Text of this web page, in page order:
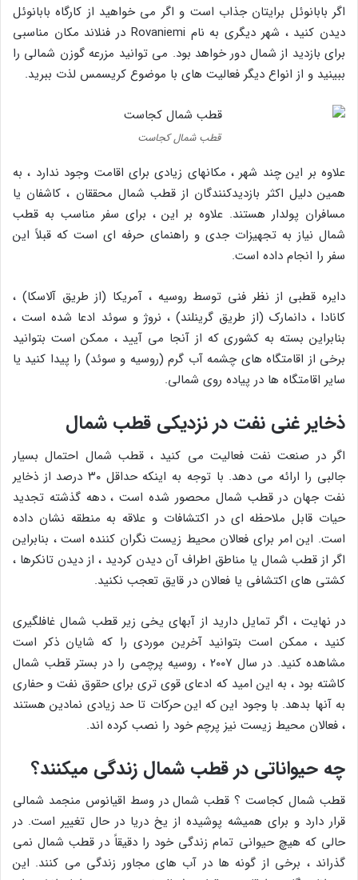
اگر بابانوئل برایتان جذاب است و اگر می خواهید از کارگاه بابانوئل
دیدن کنید ، شهر دیگری به نام Rovaniemi در فنلاند مکان مناسبی
برای بازدید از شمال دور خواهد بود. می توانید مزرعه گوزن شمالی را
ببینید و از انواع دیگر فعالیت های با موضوع کریسمس لذت ببرید.
قطب شمال کجاست
علاوه بر این چند شهر ، مکانهای زیادی برای اقامت وجود ندارد ، به
همین دلیل اکثر بازدیدکنندگان از قطب شمال محققان ، کاشفان یا
مسافران پولدار هستند. علاوه بر این ، برای سفر مناسب به قطب
شمال نیاز به تجهیزات جدی و راهنمای حرفه ای است که قبلاً این
سفر را انجام داده است.
دایره قطبی از نظر فنی توسط روسیه ، آمریکا (از طریق آلاسکا) ،
کانادا ، دانمارک (از طریق گرینلند) ، نروژ و سوئد ادعا شده است ،
بنابراین بسته به کشوری که از آنجا می آیید ، ممکن است بتوانید
برخی از اقامتگاه های چشمه آب گرم (روسیه و سوئد) را پیدا کنید یا
سایر اقامتگاه ها در پیاده روی شمالی.
ذخایر غنی نفت در نزدیکی قطب شمال
اگر در صنعت نفت فعالیت می کنید ، قطب شمال احتمال بسیار
جالبی را ارائه می دهد. با توجه به اینکه حداقل ۳۰ درصد از ذخایر
نفت جهان در قطب شمال محصور شده است ، دهه گذشته تجدید
حیات قابل ملاحظه ای در اکتشافات و علاقه به منطقه نشان داده
است. این امر برای فعالان محیط زیست نگران کننده است ، بنابراین
اگر از قطب شمال یا مناطق اطراف آن دیدن کردید ، از دیدن تانکرها ،
کشتی های اکتشافی یا فعالان در قایق تعجب نکنید.
در نهایت ، اگر تمایل دارید از آبهای یخی زیر قطب شمال غافلگیری
کنید ، ممکن است بتوانید آخرین موردی را که شایان ذکر است
مشاهده کنید. در سال ۲۰۰۷ ، روسیه پرچمی را در بستر قطب شمال
کاشته بود ، به این امید که ادعای قوی تری برای حقوق نفت و حفاری
به آنها بدهد. با وجود این که این حرکات تا حد زیادی نمادین هستند
، فعالان محیط زیست نیز پرچم خود را نصب کرده اند.
چه حیواناتی در قطب شمال زندگی میکنند؟
قطب شمال کجاست ؟ قطب شمال در وسط اقیانوس منجمد شمالی
قرار دارد و برای همیشه پوشیده از یخ دریا در حال تغییر است. در
حالی که هیچ حیوانی تمام زندگی خود را دقیقاً در قطب شمال نمی
گذراند ، برخی از گونه ها در آب های مجاور زندگی می کنند. این